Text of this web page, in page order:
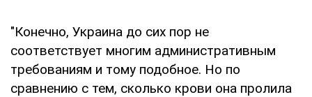
"Конечно, Украина до сих пор не
соответствует многим административным
требованиям и тому подобное. Но по
сравнению с тем, сколько крови она пролила